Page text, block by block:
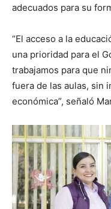
adecuados para su
“El acceso a la
una prioridad para el
trabajamos para que
fuera de las aulas, sin
económica”, señaló